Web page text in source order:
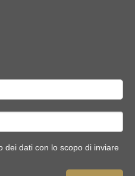
dei dati con lo scopo di inviare